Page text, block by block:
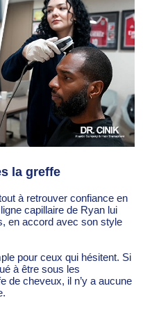
la greffe
à retrouver confiance en
capillaire de Ryan lui
en accord avec son style
pour ceux qui hésitent. Si
à être sous les
de cheveux, il n’y a aucune